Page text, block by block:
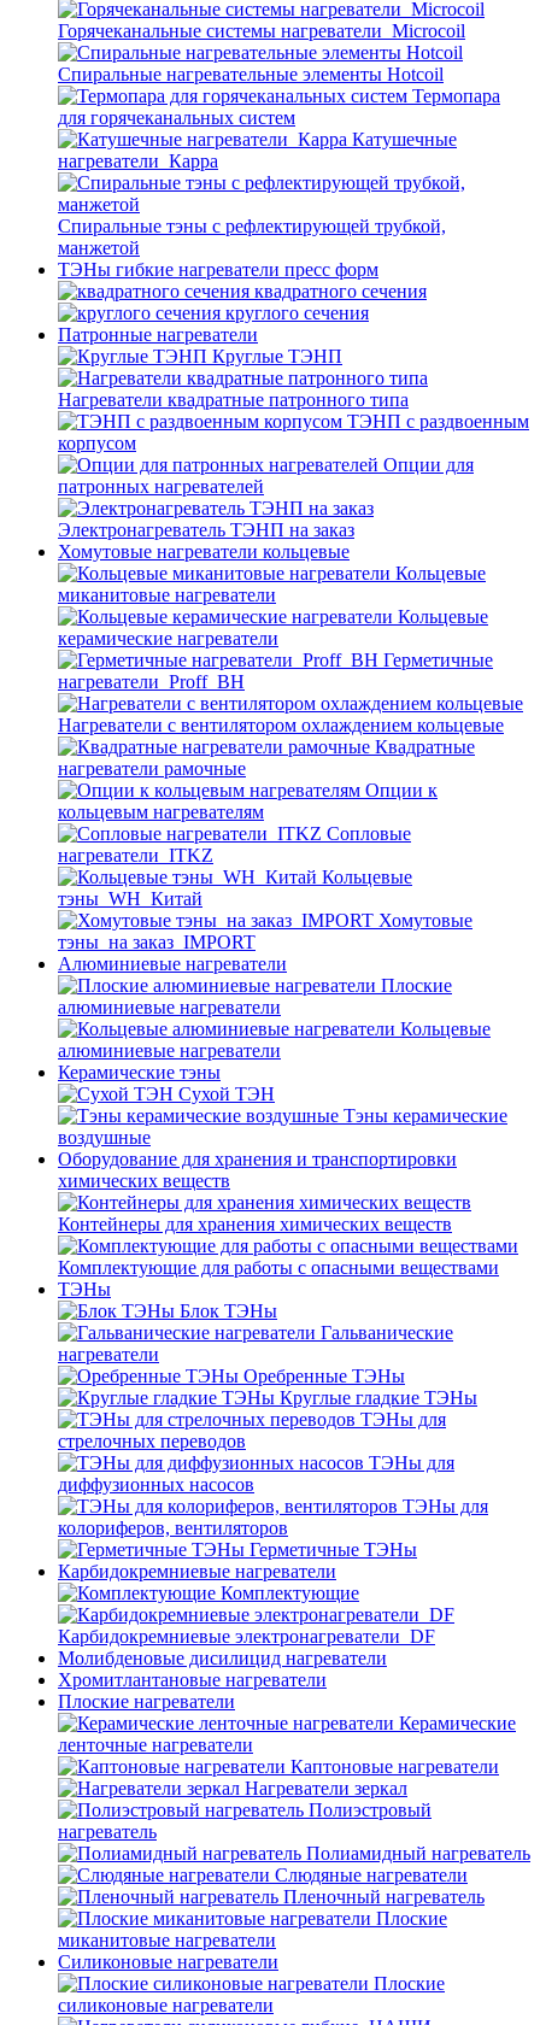
Горячеканальные системы нагреватели_Microcoil
Спиральные нагревательные элементы Hotcoil
Термопара
для горячеканальных систем
Катушечные
нагреватели_Карра
Спиральные тэны с рефлектирующей трубкой,
манжетой
ТЭНы гибкие нагреватели пресс форм
квадратного сечения
круглого сечения
Патронные нагреватели
Круглые ТЭНП
Нагреватели квадратные патронного типа
ТЭНП с раздвоенным
корпусом
Опции для
патронных нагревателей
Электронагреватель ТЭНП на заказ
Хомутовые нагреватели кольцевые
Кольцевые
миканитовые нагреватели
Кольцевые
керамические нагреватели
Герметичные
нагреватели_Proff_BH
Нагреватели с вентилятором охлаждением кольцевые
Квадратные
нагреватели рамочные
Опции к
кольцевым нагревателям
Cопловые
нагреватели_ITKZ
Кольцевые
тэны_WH_Китай
Хомутовые
тэны_на заказ_IMPORT
Алюминиевые нагреватели
Плоские
алюминиевые нагреватели
Кольцевые
алюминиевые нагреватели
Керамические тэны
Сухой ТЭН
Тэны керамические
воздушные
Оборудование для хранения и транспортировки
химических веществ
Контейнеры для хранения химических веществ
Комплектующие для работы с опасными веществами
ТЭНы
Блок ТЭНы
Гальванические
нагреватели
Оребренные ТЭНы
Круглые гладкие ТЭНы
ТЭНы для
стрелочных переводов
ТЭНы для
диффузионных насосов
ТЭНы для
колориферов, вентиляторов
Герметичные ТЭНы
Карбидокремниевые нагреватели
Комплектующие
Карбидокремниевые электронагреватели_DF
Молибденовые дисилицид нагреватели
Хромитлантановые нагреватели
Плоские нагреватели
Керамические
ленточные нагреватели
Каптоновые нагреватели
Нагреватели зеркал
Полиэстровый
нагреватель
Полиамидный нагреватель
Слюдяные нагреватели
Пленочный нагреватель
Плоские
миканитовые нагреватели
Силиконовые нагреватели
Плоские
силиконовые нагреватели